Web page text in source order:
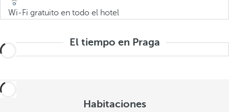
Wi-Fi gratuito en todo el hotel
El tiempo en Praga
Habitaciones